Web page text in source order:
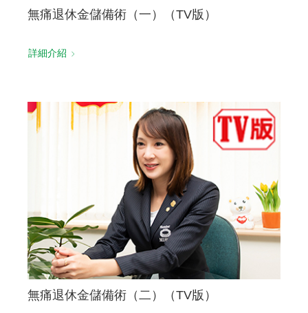
無痛退休金儲備術（一）（TV版）
詳細介紹
無痛退休金儲備術（二）（TV版）